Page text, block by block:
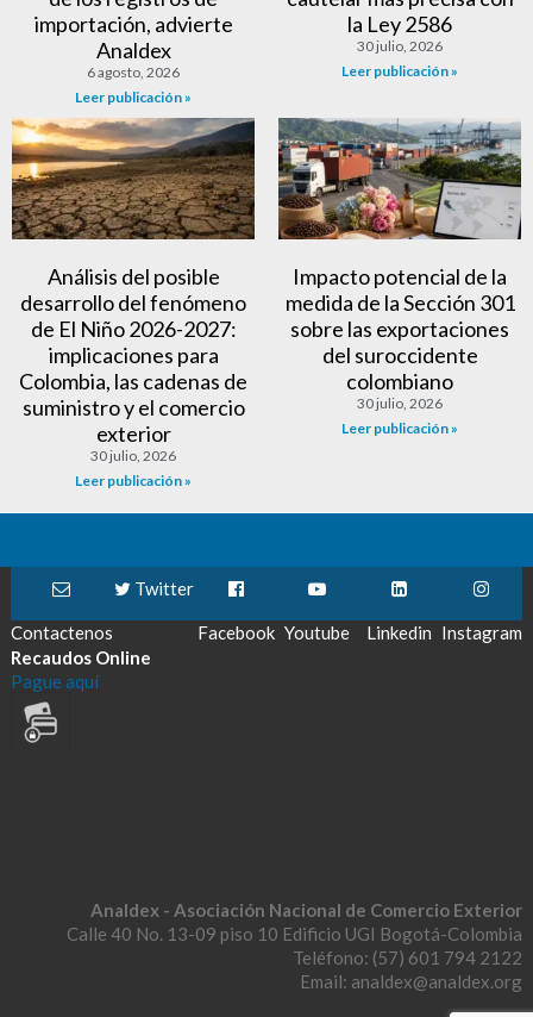
importación, advierte
Analdex
6 agosto, 2026
Leer publicación »
la Ley 2586
30 julio, 2026
Leer publicación »
Análisis del posible
desarrollo del fenómeno
de El Niño 2026-2027:
implicaciones para
Colombia, las cadenas de
suministro y el comercio
exterior
30 julio, 2026
Leer publicación »
Impacto potencial de la
medida de la Sección 301
sobre las exportaciones
del suroccidente
colombiano
30 julio, 2026
Leer publicación »
Contactenos
Twitter
Facebook Youtube Linkedin Instagram
Recaudos Online
Pague aquí
Analdex - Asociación Nacional de Comercio Exterior
Calle 40 No. 13-09 piso 10 Edificio UGI Bogotá-Colombia
Teléfono: (57) 601 794 2122
Email: analdex@analdex.org